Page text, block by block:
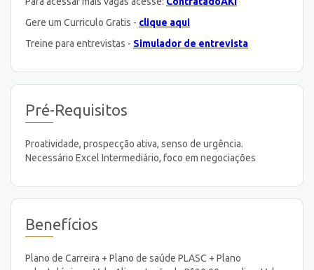
Gere um Curriculo Gratis - clique aqui
Treine para entrevistas - Simulador de entrevista
Pré-Requisitos
Proatividade, prospecção ativa, senso de urgência.
Necessário Excel Intermediário, foco em negociações
Benefícios
Plano de Carreira + Plano de saúde PLASC + Plano